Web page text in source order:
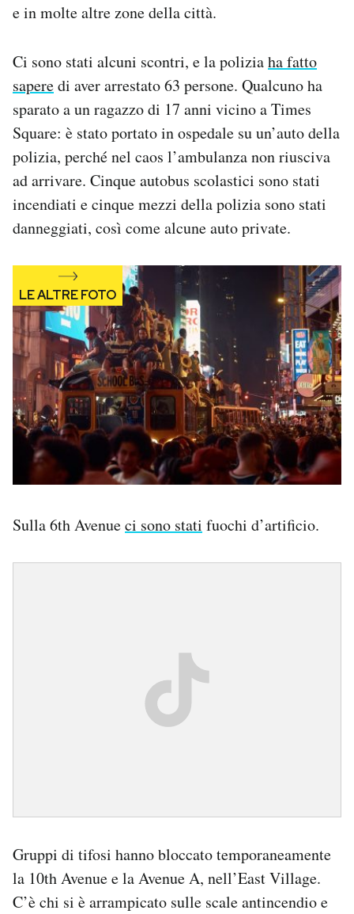
e in molte altre zone della città.
Ci sono stati alcuni scontri, e la poliziaha fatto
saperedi aver arrestato 63 persone. Qualcuno ha
sparato a un ragazzo di 17 anni vicino a Times
Square: è stato portato in ospedale su un’auto della
polizia, perché nel caos l’ambulanza non riusciva
ad arrivare. Cinque autobus scolastici sono stati
incendiati e cinque mezzi della polizia sono stati
danneggiati, così come alcune auto private.
Sulla 6th Avenueci sono stati fuochi d’artificio.
Gruppi di tifosi hanno bloccato temporaneamente
la 10th Avenue e la Avenue A, nell’East Village.
C’è chi si è arrampicato sulle scale antincendio e